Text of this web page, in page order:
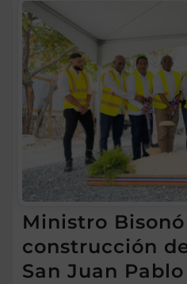
Ministro
construcción
San Juan